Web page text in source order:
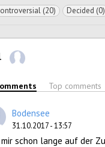
(20) Decided (0)
MUS)
präsent
über die
Top comments
Bodensee
31.10.2017 - 13:57
mir schon lange auf der